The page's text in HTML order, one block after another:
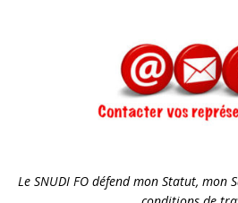
Le SNUDI FO défend mon Statut, mon